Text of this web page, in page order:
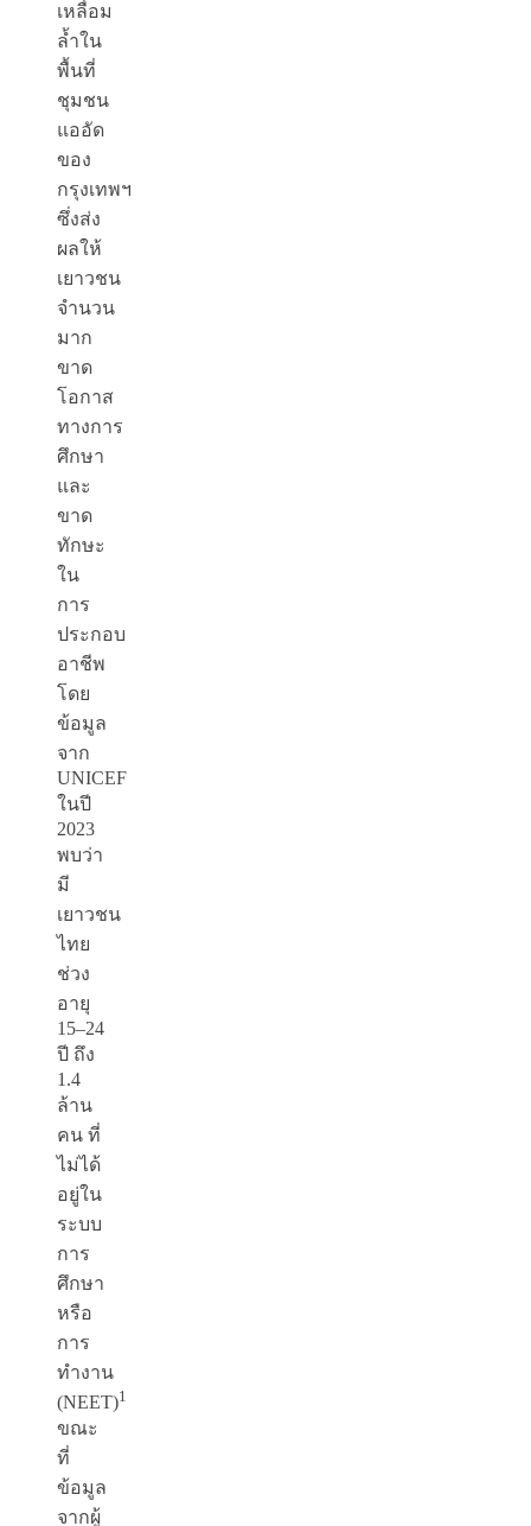
เหลื่อม
ล้ำใน
พื้นที่
ชุมชน
แออัด
ของ
กรุงเทพฯ
ซึ่งส่ง
ผลให้
เยาวชน
จำนวน
มาก
ขาด
โอกาส
ทางการ
ศึกษา
และ
ขาด
ทักษะ
ใน
การ
ประกอบ
อาชีพ
โดย
ข้อมูล
จาก
UNICEF
ในปี
2023
พบว่า
มี
เยาวชน
ไทย
ช่วง
อายุ
15–24
ปี ถึง
1.4
ล้าน
คน ที่
ไม่ได้
อยู่ใน
ระบบ
การ
ศึกษา
หรือ
การ
ทำงาน
(NEET)1
ขณะ
ที่
ข้อมูล
จากผู้